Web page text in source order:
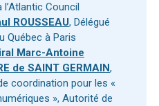
Council
ROUSSEAU, Délégué
Québec à Paris
Marc-Antoine
de SAINT GERMAIN,
coordination pour les «
», Autorité de